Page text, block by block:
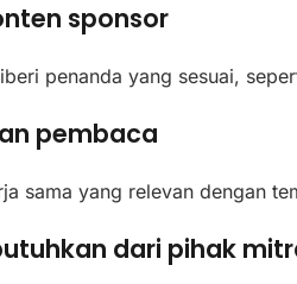
sponsor
penanda yang sesuai,
pembaca
sama yang relevan dengan
dari pihak